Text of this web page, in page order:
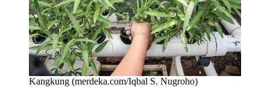
Kangkung (merdeka.com/Iqbal S. Nugroho)